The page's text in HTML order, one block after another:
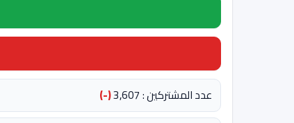
عدد المشتركين : 3,607
(-)